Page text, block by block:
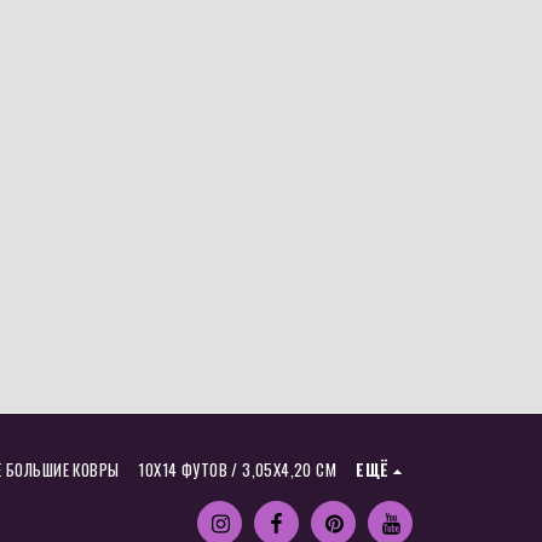
БОЛЬШИЕ КОВРЫ 10X14 ФУТОВ / 3,05X4,20 СМ ЕЩЁ